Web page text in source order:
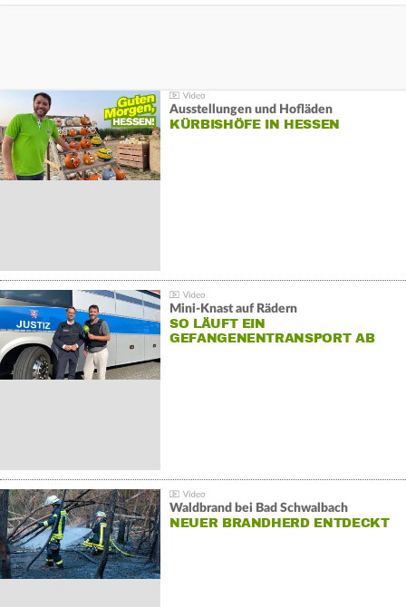
Ausstellungen und Hofläden
KÜRBISHÖFE IN HESSEN
Mini-Knast auf Rädern
SO LÄUFT EIN
GEFANGENENTRANSPORT AB
Waldbrand bei Bad Schwalbach
NEUER BRANDHERD ENTDECKT